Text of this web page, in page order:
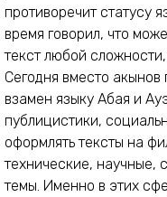
противоречит статусу
время говорил, что
текст любой
Сегодня вместо акынов
взамен языку Абая и
публицистики,
оформлять тексты на
технические, научные,
темы. Именно в этих